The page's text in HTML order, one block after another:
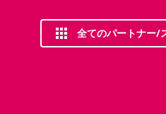
全てのパートナー/